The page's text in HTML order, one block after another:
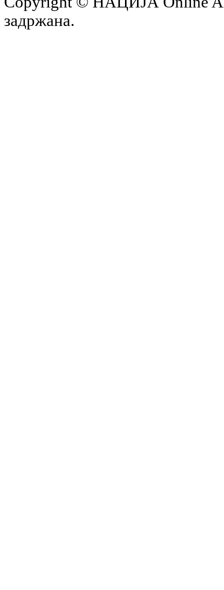
задржана.